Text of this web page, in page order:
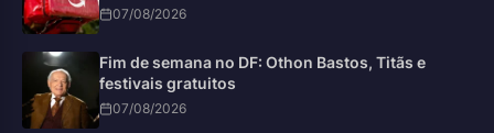
07/08/2026
Fim de semana no DF: Othon Bastos, Titãs e
festivais gratuitos
07/08/2026